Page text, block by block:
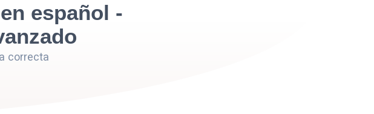
español -
correcta